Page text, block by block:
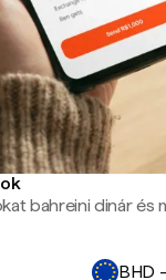
bahreini dinár és
BHD